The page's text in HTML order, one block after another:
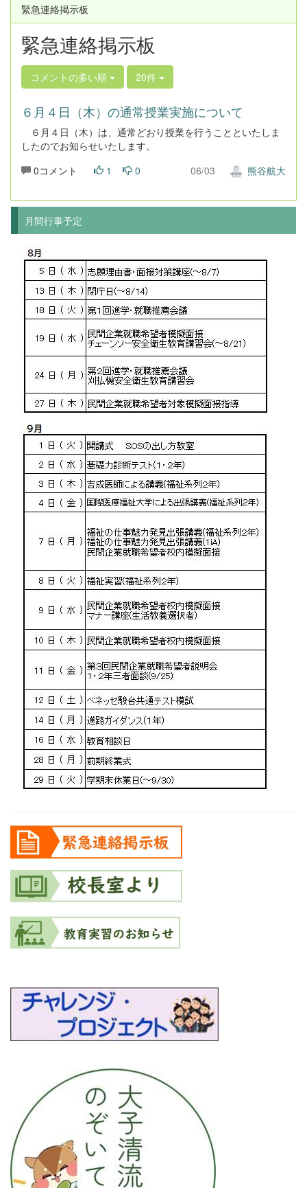
緊急連絡掲示板
緊急連絡掲示板
コメントの多い順 20件
６月４日（木）の通常授業実施について
６月４日（木）は、通常どおり授業を行うことといたしま
したのでお知らせいたします。
0コメント
1 0 06/03 熊谷航大
月間行事予定